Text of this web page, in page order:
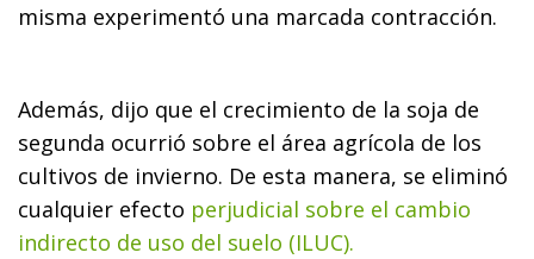
misma experimentó una marcada contracción.
Además, dijo que el crecimiento de la soja de
segunda ocurrió sobre el área agrícola de los
cultivos de invierno. De esta manera, se eliminó
cualquier efecto perjudicial sobre el cambio
indirecto de uso del suelo (ILUC).